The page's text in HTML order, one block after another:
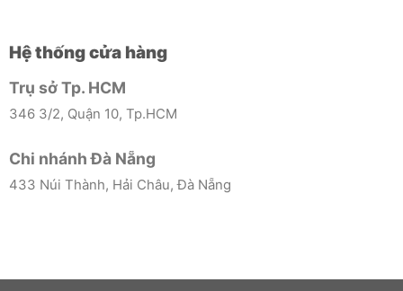
Hệ thống cửa hàng
Trụ sở Tp. HCM
346 3/2, Quận 10, Tp.HCM
Chi nhánh Đà Nẵng
433 Núi Thành, Hải Châu, Đà Nẵng